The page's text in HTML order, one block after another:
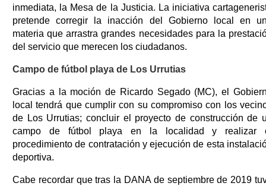
inmediata, la Mesa de la Justicia. La iniciativa
pretende corregir la inacción del Gobierno local en
materia que arrastra grandes necesidades para la
del servicio que merecen los ciudadanos.
Campo de fútbol playa de Los Urrutias
Gracias a la moción de Ricardo Segado (MC), el
local tendrá que cumplir con su compromiso con los
de Los Urrutias; concluir el proyecto de construcción de
campo de fútbol playa en la localidad y realizar
procedimiento de contratación y ejecución de esta
deportiva.
Cabe recordar que tras la DANA de septiembre de 2019